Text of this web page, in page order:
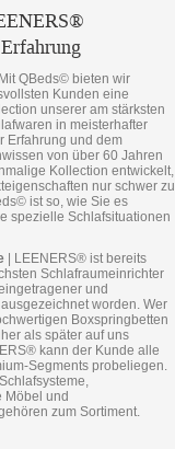
Mit QBeds­© bieten wir
Kunden eine
unserer am stärksten
in meisterhafter
Erfahrung und dem
von über 60 Jahren
Kollection entwickelt,
nur schwer zu
ist so, wie Sie es
spezielle Schlafsituationen
| LEENERS® ist bereits
Schlafraumeinrichter
und
worden. Wer
Boxspringbetten
als später auf uns
kann der Kunde alle
Segments probeliegen.
Möbel und
zum Sortiment.